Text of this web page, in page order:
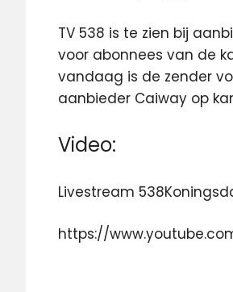
TV 538 is te zien bij
voor abonnees van de
vandaag is de zender
aanbieder Caiway op
Video:
Livestream
https://